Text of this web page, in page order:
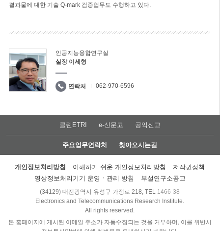
결과물에 대한 기술 Q-mark 검증업무도 수행하고 있다.
인공지능융합연구실
실장 이세형
연락처 062-970-6596
클린ETRI e-신문고 공익신고
주요업무연락처 찾아오시는길
개인정보처리방침 이해하기 쉬운 개인정보처리방침
저작권정책
영상정보처리기기 운영ㆍ관리 방침
부설연구소공고
(34129) 대전광역시 유성구 가정로 218, TEL 1466-38
Electronics and Telecommunications Research Institute.
All rights reserved.
본 홈페이지에 게시된 이메일 주소가 자동수집되는 것을 거부하며, 이를 위반시